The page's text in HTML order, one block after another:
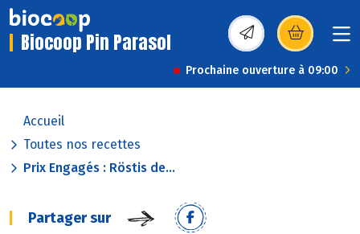
Biocoop Pin Parasol (s’ouvre dans une
Prochaine ouverture à 09:00
Accueil
Toutes nos recettes
Prix Engagés : Röstis de...
Partager sur